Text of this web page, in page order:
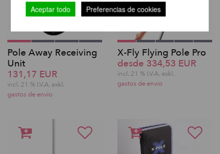
Pole Away Receiving
Unit
131,17 EUR
incl. 21 % I.V.A. exkl.
gastos de envio
X-Fly Flying Pole Pro
desde 334,53 EUR
incl. 21 % I.V.A. exkl.
gastos de envio
Aceptar todo Preferencias de cookies